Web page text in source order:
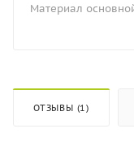
Материал
ОТЗЫВЫ (1)